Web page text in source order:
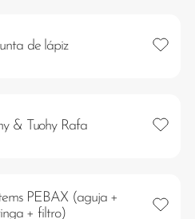
de lápiz Añadir
& Tuohy Rafa Añadir
PEBAX (aguja +
+ filtro)
Añadir